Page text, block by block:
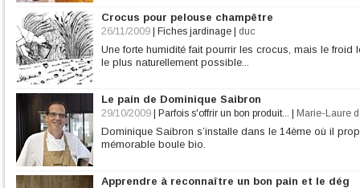
fleur de sel,
poivre noir concassé,
4 feuilles d’or.
Pour la pâte à choux :
* 125g de f
Crocus pour pelouse champêtre
26/11/2009 Fiches jardinage duc
Une forte humidité fait pourrir les crocus, mais le froid
le plus naturellement possible...
Le pain de Dominique Saibron
29/10/2009 Parfois s'offrir un bon produit... Marie-Laure
Dominique Saibron s’installe dans le 14ème où il
mémorable boule bio.
Apprendre à reconnaître un bon pain et le dég